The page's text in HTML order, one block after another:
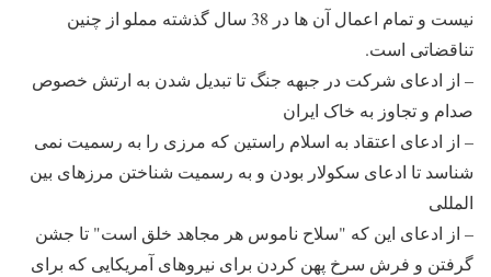
نیست و تمام اعمال آن ها در 38 سال گذشته مملو از چنین
تناقضاتی است.
– از ادعای شرکت در جبهه جنگ تا تبدیل شدن به ارتش خصوص
صدام و تجاوز به خاک ایران
– از ادعای اعتقاد به اسلام راستین که مرزی را به رسمیت نمی
شناسد تا ادعای سکولار بودن و به رسمیت شناختن مرزهای بین
المللی
– از ادعای این که "سلاح ناموس هر مجاهد خلق است" تا جشن
گرفتن و فرش سرخ پهن کردن برای نیروهای آمریکایی که برای